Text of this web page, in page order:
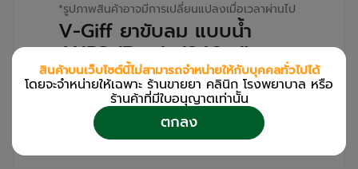
*รูปภาพสินค้าอาจมีการเปลี่ยนแปลงเมื่อเวลาผ่านไป
V-Giff ยาขับลม แบบน้ำ
ANPS (Bottle/240ml)
สำหรับลูกค้าเฉพาะร้านขายยา คลินิก และโรง
เข้าสู่ระบบ
ลงทะเบียน
เพื่อดูรายละเอียดเพิ่มเติม
สินค้าบนเว็บไซต์นี้ไม่สามารถจำหน่ายให้กับบุคคลทั่วไปได้
โดยจะจำหน่ายให้เฉพาะ ร้านขายยา คลินิก โรงพยาบาล หรือ
ร้านค้าที่มีใบอนุญาตเท่านััน
ตกลง